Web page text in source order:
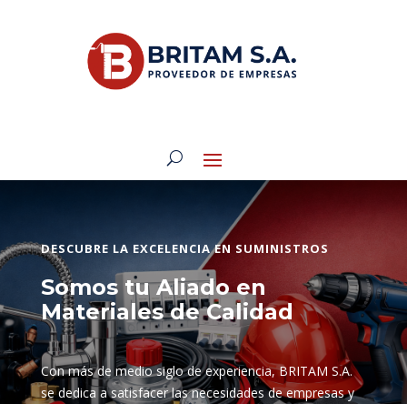
DESCUBRE LA EXCELENCIA EN SUMINISTROS
Somos tu Aliado en
Materiales de Calidad
Con más de medio siglo de experiencia, BRITAM S.A.
se dedica a satisfacer las necesidades de empresas y